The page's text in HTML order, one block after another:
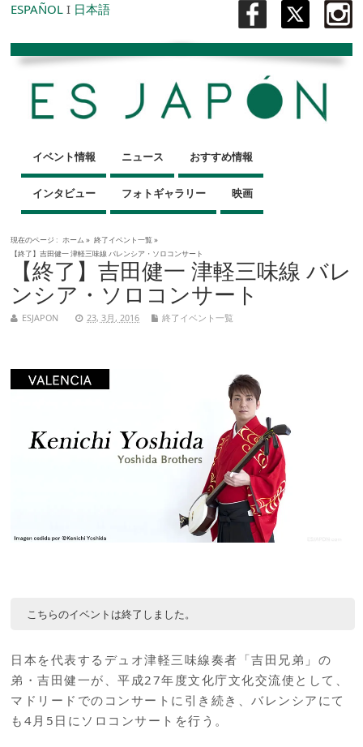
ESPAÑOL I 日本語
イベント情報 ニュース おすすめ情報
インタビュー フォトギャラリー 映画
現在のページ : ホーム » 終了イベント一覧»
【終了】吉田健一 津軽三味線 バレンシア・ソロコンサート
【終了】吉田健一 津軽三味線 バレ
ンシア・ソロコンサート
ESJAPON 23, 3月, 2016 終了イベント一覧
こちらのイベントは終了しました。
日本を代表するデュオ津軽三味線奏者「吉田兄弟」の
弟・吉田健一が、平成27年度文化庁文化交流使として、
マドリードでのコンサートに引き続き、バレンシアにて
も4月5日にソロコンサートを行う。